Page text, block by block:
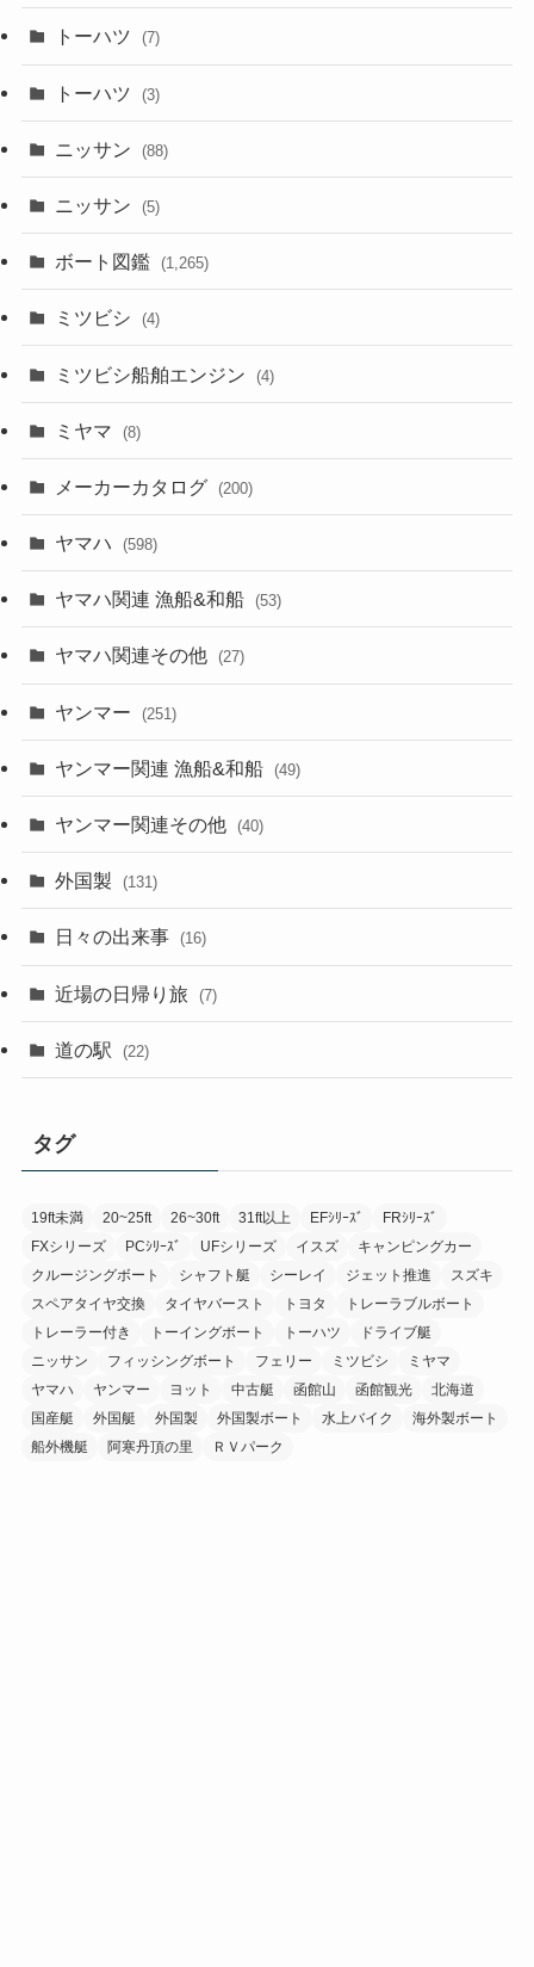
トーハツ (7)
トーハツ (3)
ニッサン (88)
ニッサン (5)
ボート図鑑 (1,265)
ミツビシ (4)
ミツビシ船舶エンジン (4)
ミヤマ (8)
メーカーカタログ (200)
ヤマハ (598)
ヤマハ関連 漁船&和船 (53)
ヤマハ関連その他 (27)
ヤンマー (251)
ヤンマー関連 漁船&和船 (49)
ヤンマー関連その他 (40)
外国製 (131)
日々の出来事 (16)
近場の日帰り旅 (7)
道の駅 (22)
タグ
19ft未満 20~25ft 26~30ft 31ft以上 EFｼﾘｰｽﾞ
FRｼﾘｰｽﾞ
FXシリーズ
PCｼﾘｰｽﾞ UFシリーズ イスズ
キャンピングカー
クルージングボート
シャフト艇 シーレイ ジェット推進
スズキ
スペアタイヤ交換
タイヤバースト トヨタ
トレーラブルボート
トレーラー付き
トーイングボート トーハツ
ドライブ艇
ニッサン
フィッシングボート フェリー ミツビシ
ミヤマ
ヤマハ
ヤンマー ヨット 中古艇 函館山 函館観光
北海道
国産艇
外国艇 外国製 外国製ボート 水上バイク
海外製ボート
船外機艇
阿寒丹頂の里 ＲＶパーク